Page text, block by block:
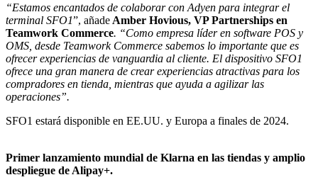
“Estamos encantados de colaborar con Adyen para integrar el
terminal SFO1”, añade Amber Hovious, VP Partnerships en
Teamwork Commerce. “Como empresa líder en software POS y
OMS, desde Teamwork Commerce sabemos lo importante que es
ofrecer experiencias de vanguardia al cliente. El dispositivo SFO1
ofrece una gran manera de crear experiencias atractivas para los
compradores en tienda, mientras que ayuda a agilizar las
operaciones”.
SFO1 estará disponible en EE.UU. y Europa a finales de 2024.
Primer lanzamiento mundial de Klarna en las tiendas y amplio
despliegue de Alipay+.